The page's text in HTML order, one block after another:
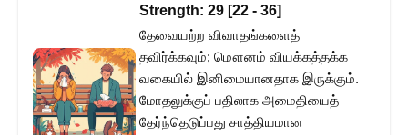
Strength: 29 [22 - 36]
தேவையற்ற விவாதங்களைத்
தவிர்க்கவும்; மௌனம் வியக்கத்தக்க
வகையில் இனிமையானதாக இருக்கும்.
மோதலுக்குப் பதிலாக அமைதியைத்
தேர்ந்தெடுப்பது சாத்தியமான